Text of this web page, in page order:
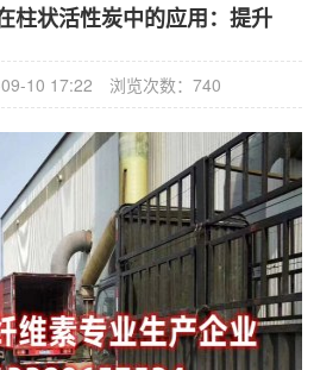
柱状活性炭中的应用：提升
10 17:22 浏览次数： 740